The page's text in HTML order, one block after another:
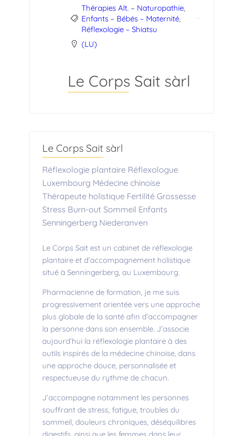
Thérapies Alt. – Naturopathie
Enfants – Bébés – Maternité
Réflexologie – Shiatsu
(LU)
Le Corps Sait sàrl
Le Corps Sait sàrl
Réflexologie plantaire Réflexologue
Luxembourg Médecine chinoise
Thérapeute holistique Fertilité Grossesse
Stress Burn-out Sommeil Enfants
Senningerberg Niederanven
Le Corps Sait est un cabinet de réflexologie
plantaire et d’accompagnement holistique
situé à Senningerberg, au Luxembourg.
Pharmacienne de formation, je me suis
progressivement orientée vers une approche
plus globale de la santé afin d’accompagner
la personne dans son ensemble. J’associe
aujourd’hui la réflexologie plantaire à des
outils inspirés de la médecine chinoise, dans
une approche douce, personnalisée et
respectueuse du rythme de chacun.
J’accompagne notamment les personnes
souffrant de stress, fatigue, troubles du
sommeil, douleurs chroniques, déséquilibres
digestifs, ainsi que les femmes dans leur